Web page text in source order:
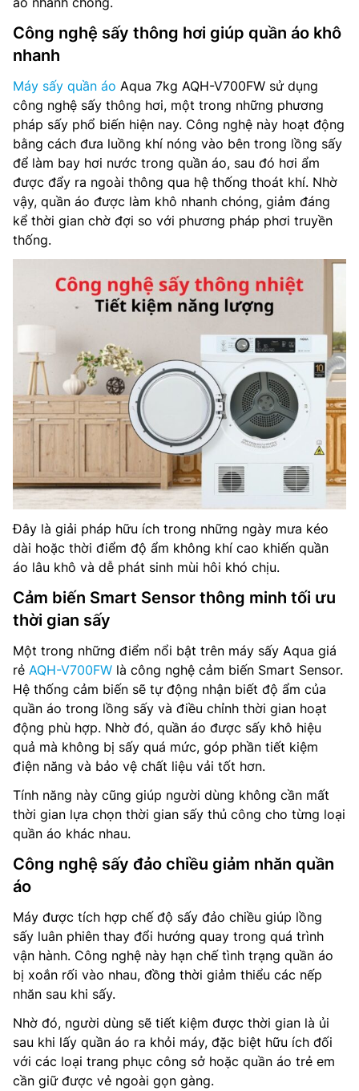
Công nghệ sấy thông hơi giúp quần áo khô
nhanh
Máy sấy quần áo Aqua 7kg AQH-V700FW sử dụng
công nghệ sấy thông hơi, một trong những phương
pháp sấy phổ biến hiện nay. Công nghệ này hoạt động
bằng cách đưa luồng khí nóng vào bên trong lồng sấy
để làm bay hơi nước trong quần áo, sau đó hơi ẩm
được đẩy ra ngoài thông qua hệ thống thoát khí. Nhờ
vậy, quần áo được làm khô nhanh chóng, giảm đáng
kể thời gian chờ đợi so với phương pháp phơi truyền
thống.
Đây là giải pháp hữu ích trong những ngày mưa kéo
dài hoặc thời điểm độ ẩm không khí cao khiến quần
áo lâu khô và dễ phát sinh mùi hôi khó chịu.
Cảm biến Smart Sensor thông minh tối ưu
thời gian sấy
Một trong những điểm nổi bật trên máy sấy Aqua giá
rẻ AQH-V700FW là công nghệ cảm biến Smart Sensor.
Hệ thống cảm biến sẽ tự động nhận biết độ ẩm của
quần áo trong lồng sấy và điều chỉnh thời gian hoạt
động phù hợp. Nhờ đó, quần áo được sấy khô hiệu
quả mà không bị sấy quá mức, góp phần tiết kiệm
điện năng và bảo vệ chất liệu vải tốt hơn.
Tính năng này cũng giúp người dùng không cần mất
thời gian lựa chọn thời gian sấy thủ công cho từng loại
quần áo khác nhau.
Công nghệ sấy đảo chiều giảm nhăn quần
áo
Máy được tích hợp chế độ sấy đảo chiều giúp lồng
sấy luân phiên thay đổi hướng quay trong quá trình
vận hành. Công nghệ này hạn chế tình trạng quần áo
bị xoắn rối vào nhau, đồng thời giảm thiểu các nếp
nhăn sau khi sấy.
Nhờ đó, người dùng sẽ tiết kiệm được thời gian là ủi
sau khi lấy quần áo ra khỏi máy, đặc biệt hữu ích đối
với các loại trang phục công sở hoặc quần áo trẻ em
cần giữ được vẻ ngoài gọn gàng.